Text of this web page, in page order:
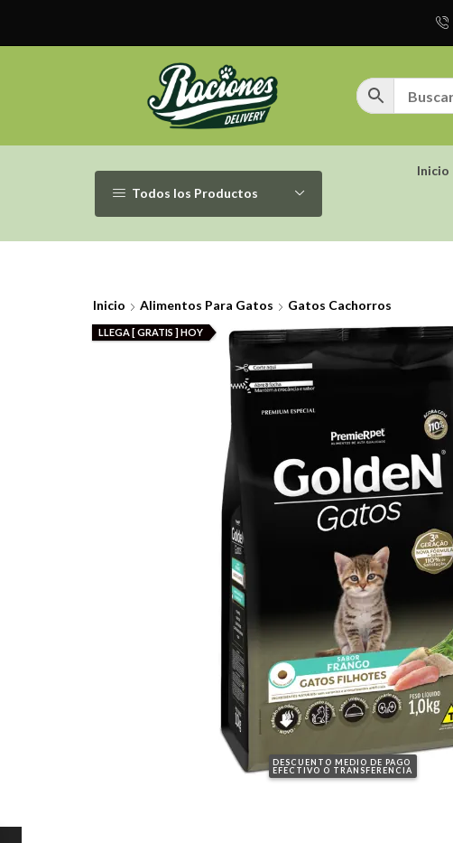
Todos los Productos
Inicio
Inicio Alimentos Para Gatos Gatos Cachorros
DESCUENTO MEDIO DE PAGO
EFECTIVO O TRANSFERENCIA
LLEGA [ GRATIS ] HOY